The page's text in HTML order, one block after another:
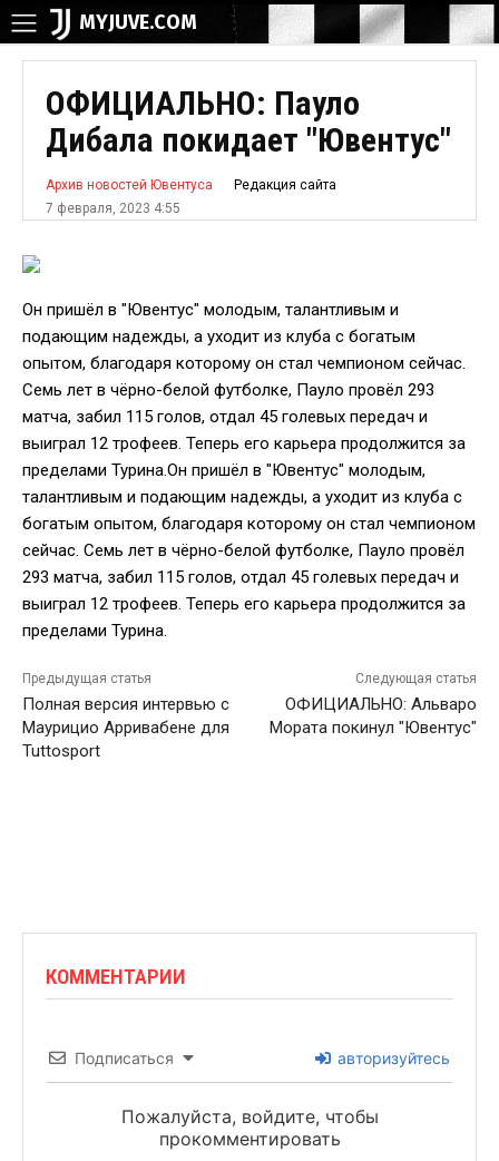
MYJUVE.COM
ОФИЦИАЛЬНО: Пауло
Дибала покидает "Ювентус"
Архив новостей Ювентуса
Редакция сайта
7 февраля, 2023 4:55
Он пришёл в "Ювентус" молодым, талантливым и
подающим надежды, а уходит из клуба с богатым
опытом, благодаря которому он стал чемпионом сейчас.
Семь лет в чёрно-белой футболке, Пауло провёл 293
матча, забил 115 голов, отдал 45 голевых передач и
выиграл 12 трофеев. Теперь его карьера продолжится за
пределами Турина.Он пришёл в "Ювентус" молодым,
талантливым и подающим надежды, а уходит из клуба с
богатым опытом, благодаря которому он стал чемпионом
сейчас. Семь лет в чёрно-белой футболке, Пауло провёл
293 матча, забил 115 голов, отдал 45 голевых передач и
выиграл 12 трофеев. Теперь его карьера продолжится за
пределами Турина.
Предыдущая статья
Полная версия интервью с
Маурицио Арривабене для
Tuttosport
Следующая статья
ОФИЦИАЛЬНО: Альваро
Мората покинул "Ювентус"
КОММЕНТАРИИ
Подписаться авторизуйтесь
Пожалуйста, войдите, чтобы
прокомментировать